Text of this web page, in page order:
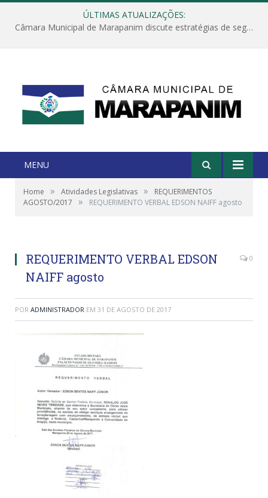
ÚLTIMAS ATUALIZAÇÕES:
Câmara Municipal de Marapanim discute estratégias de segurança com autoridades e poder executivo
MENU
Home » Atividades Legislativas »
REQUERIMENTOS
AGOSTO/2017
» REQUERIMENTO VERBAL EDSON NAIFF agosto
REQUERIMENTO VERBAL EDSON
NAIFF agosto
0
POR ADMINISTRADOR EM 31 DE AGOSTO DE 2017